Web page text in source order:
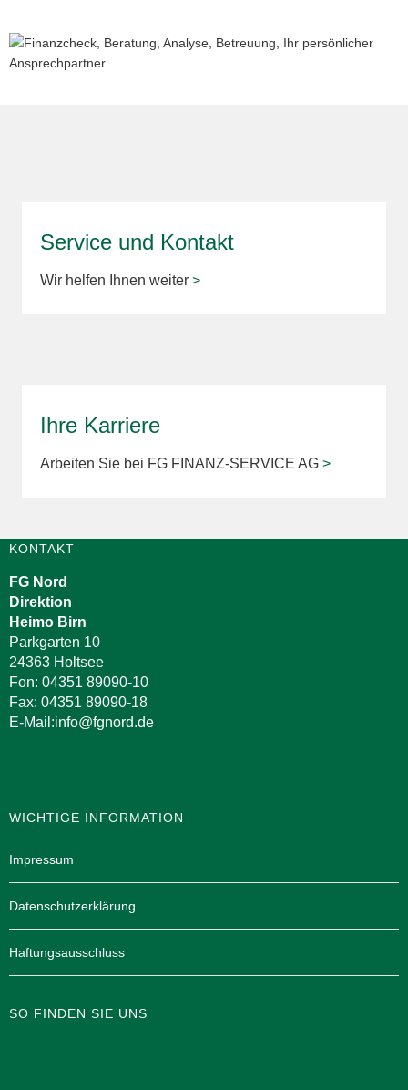
Service und Kontakt
Wir helfen Ihnen weiter >
Ihre Karriere
Arbeiten Sie bei FG FINANZ-SERVICE AG >
KONTAKT
FG Nord
Direktion
Heimo Birn
Parkgarten 10
24363 Holtsee
Fon: 04351 89090-10
Fax: 04351 89090-18
E-Mail:info@fgnord.de
WICHTIGE INFORMATION
Impressum
Datenschutzerklärung
Haftungsausschluss
SO FINDEN SIE UNS